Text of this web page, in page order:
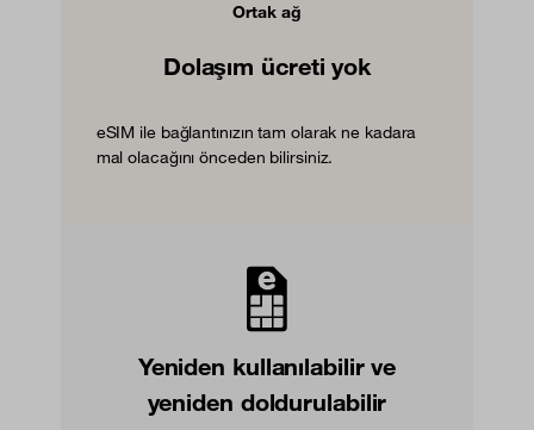
Ortak ağ
Dolaşım ücreti yok
eSIM ile bağlantınızın tam olarak ne kadara
mal olacağını önceden bilirsiniz.
Yeniden kullanılabilir ve
yeniden doldurulabilir